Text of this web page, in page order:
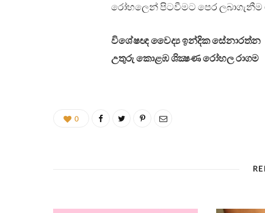
රෝහලෙන් පිටවීමට පෙර
විශේෂඥ වෛද්‍ය ඉන්දික සේනාරත්න
උතුරු කොළඹ ශික්‍ෂණ රෝහල රාගම
0